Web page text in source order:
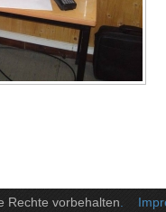
Rechte vorbehalten .